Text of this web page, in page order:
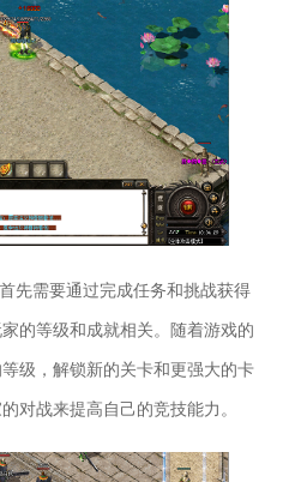
先需要通过完成任务和挑战获得
的等级和成就相关。随着游戏的
级，解锁新的关卡和更强大的卡
对战来提高自己的竞技能力。